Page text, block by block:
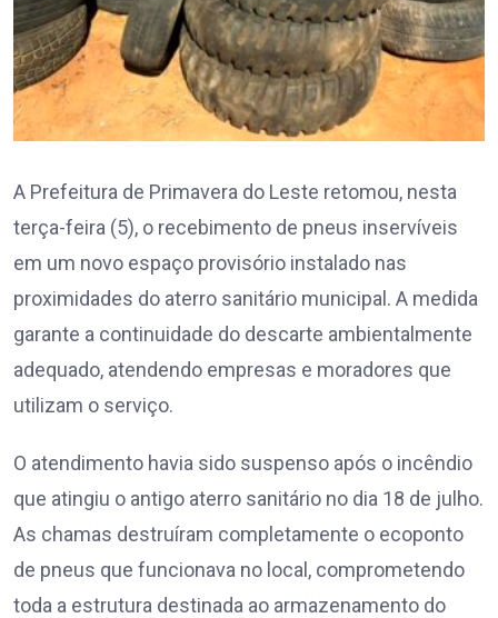
A Prefeitura de Primavera do Leste retomou, nesta
terça-feira (5), o recebimento de pneus inservíveis
em um novo espaço provisório instalado nas
proximidades do aterro sanitário municipal. A medida
garante a continuidade do descarte ambientalmente
adequado, atendendo empresas e moradores que
utilizam o serviço.
O atendimento havia sido suspenso após o incêndio
que atingiu o antigo aterro sanitário no dia 18 de julho.
As chamas destruíram completamente o ecoponto
de pneus que funcionava no local, comprometendo
toda a estrutura destinada ao armazenamento do